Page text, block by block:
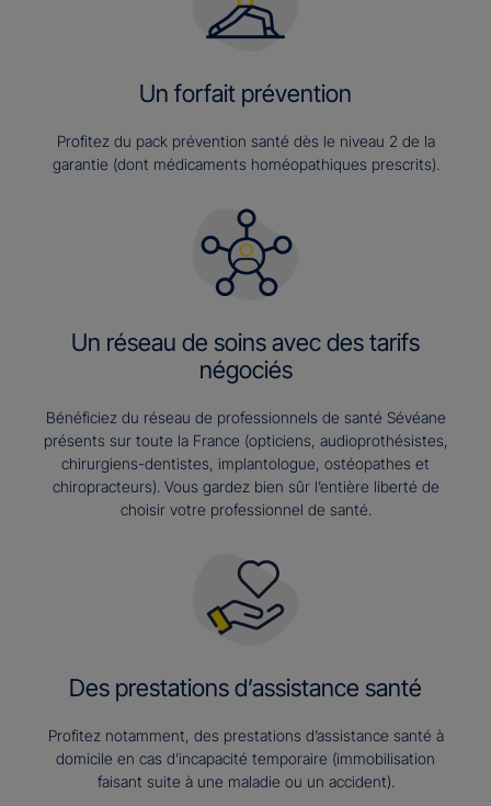
Un forfait prévention
Profitez du pack prévention santé dès le niveau 2 de la
garantie (dont médicaments homéopathiques prescrits).
Un réseau de soins avec des tarifs
négociés
Bénéficiez du réseau de professionnels de santé Sévéane
présents sur toute la France (opticiens, audioprothésistes,
chirurgiens-dentistes, implantologue, ostéopathes et
chiropracteurs). Vous gardez bien sûr l’entière liberté de
choisir votre professionnel de santé.
Des prestations d’assistance santé
Profitez notamment, des prestations d’assistance santé à
domicile en cas d’incapacité temporaire (immobilisation
faisant suite à une maladie ou un accident).